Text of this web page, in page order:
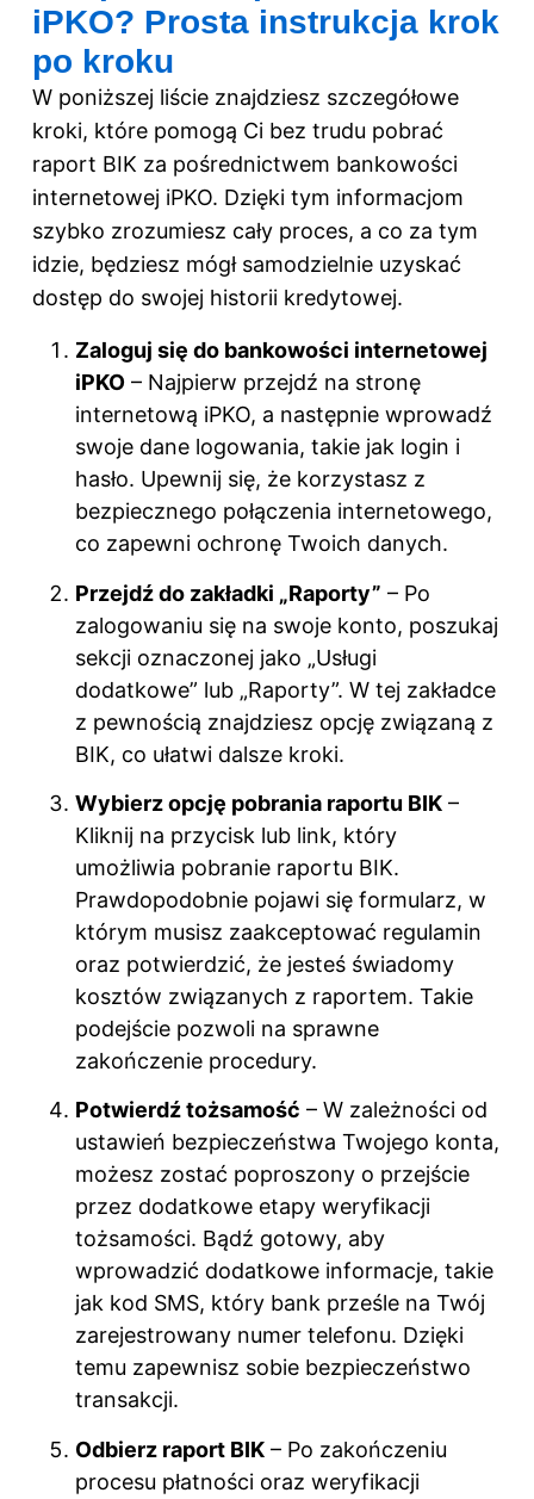
iPKO? Prosta instrukcja krok
po kroku
W poniższej liście znajdziesz szczegółowe
kroki, które pomogą Ci bez trudu pobrać
raport BIK za pośrednictwem bankowości
internetowej iPKO. Dzięki tym informacjom
szybko zrozumiesz cały proces, a co za tym
idzie, będziesz mógł samodzielnie uzyskać
dostęp do swojej historii kredytowej.
Zaloguj się do bankowości internetowej
iPKO – Najpierw przejdź na stronę
internetową iPKO, a następnie wprowadź
swoje dane logowania, takie jak login i
hasło. Upewnij się, że korzystasz z
bezpiecznego połączenia internetowego,
co zapewni ochronę Twoich danych.
Przejdź do zakładki „Raporty” – Po
zalogowaniu się na swoje konto, poszukaj
sekcji oznaczonej jako „Usługi
dodatkowe” lub „Raporty”. W tej zakładce
z pewnością znajdziesz opcję związaną z
BIK, co ułatwi dalsze kroki.
Wybierz opcję pobrania raportu BIK –
Kliknij na przycisk lub link, który
umożliwia pobranie raportu BIK.
Prawdopodobnie pojawi się formularz, w
którym musisz zaakceptować regulamin
oraz potwierdzić, że jesteś świadomy
kosztów związanych z raportem. Takie
podejście pozwoli na sprawne
zakończenie procedury.
Potwierdź tożsamość – W zależności od
ustawień bezpieczeństwa Twojego konta,
możesz zostać poproszony o przejście
przez dodatkowe etapy weryfikacji
tożsamości. Bądź gotowy, aby
wprowadzić dodatkowe informacje, takie
jak kod SMS, który bank prześle na Twój
zarejestrowany numer telefonu. Dzięki
temu zapewnisz sobie bezpieczeństwo
transakcji.
Odbierz raport BIK – Po zakończeniu
procesu płatności oraz weryfikacji